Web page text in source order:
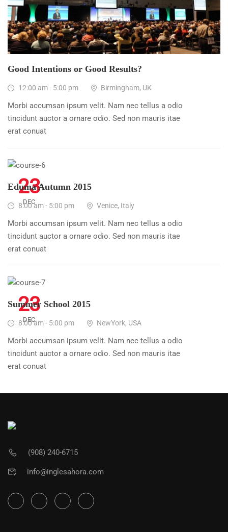
Good Intentions or Good Results?
12:00 am - 5:00 pm Birmingham, UK
Morbi accumsan ipsum velit. Nam nec tellus a odio
tincidunt auctor a ornare odio. Sed non mauris itae
erat conuat
23
DEC
Eduma Autumn 2015
8:00 am - 5:00 pm Venice, Italy
Morbi accumsan ipsum velit. Nam nec tellus a odio
tincidunt auctor a ornare odio. Sed non mauris itae
erat conuat
23
DEC
Summer School 2015
8:00 am - 5:00 pm NewYork, USA
Morbi accumsan ipsum velit. Nam nec tellus a odio
tincidunt auctor a ornare odio. Sed non mauris itae
erat conuat
(908) 240-6715
info@inglesahora.com